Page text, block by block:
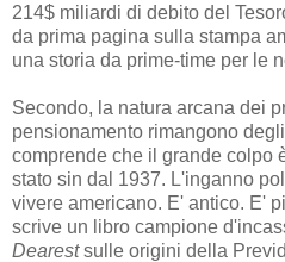
214$ miliardi di debito del
da prima pagina sulla stampa
una storia da prime-time per le
Secondo, la natura arcana dei
pensionamento rimangono
comprende che il grande colpo
stato sin dal 1937. L'inganno
vivere americano. E' antico. E'
scrive un libro campione
Dearestsulle origini della